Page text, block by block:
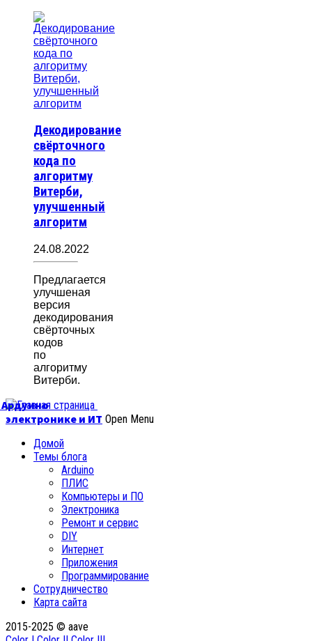
Декодирование
свёрточного
кода по
алгоритму
Витерби,
улучшенный
алгоритм
24.08.2022
Предлагается
улучшеная
версия
декодирования
свёрточных
кодов
по
алгоритму
Витерби.
Ардуино
электронике и ИТ Open Menu
Домой
Темы блога
Arduino
ПЛИС
Компьютеры и ПО
Электроника
Ремонт и сервис
DIY
Интернет
Приложения
Программирование
Сотрудничество
Карта сайта
2015-2025 © aave